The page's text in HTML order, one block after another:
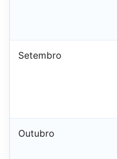
Setembro
Outubro